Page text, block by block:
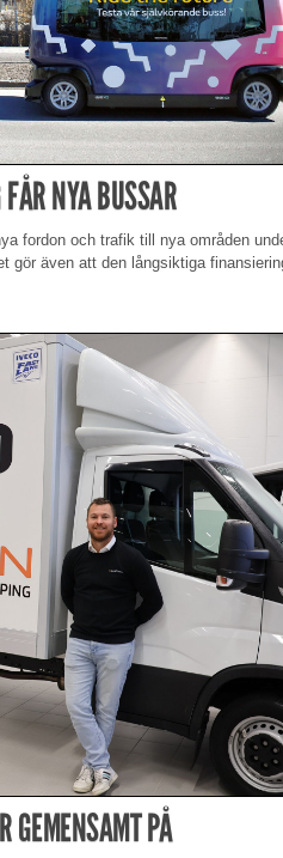
NYA BUSSAR
fordon och trafik till nya områden
gör även att den långsiktiga
GEMENSAMT PÅ